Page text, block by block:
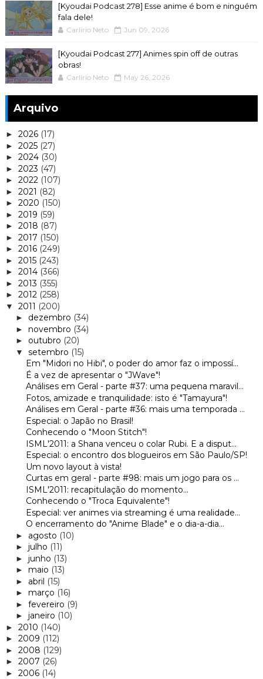
[Kyoudai Podcast 278] Esse anime é bom e ninguém
fala dele!
Carlírio Neto Jun 09, 2026
[Kyoudai Podcast 277] Animes spin off de outras
obras!
Carlírio Neto May 26, 2026
Arquivo
► 2026 (17)
► 2025 (27)
► 2024 (30)
► 2023 (47)
► 2022 (107)
► 2021 (82)
► 2020 (150)
► 2019 (59)
► 2018 (87)
► 2017 (150)
► 2016 (249)
► 2015 (243)
► 2014 (366)
► 2013 (355)
► 2012 (258)
▼ 2011 (200)
► dezembro (34)
► novembro (34)
► outubro (20)
▼ setembro (15)
Em "Midori no Hibi", o poder do amor faz o impossí...
É a vez de apresentar o "JWave"!
Análises em Geral - parte #37: uma pequena maravil...
Fotos, amizade e tranquilidade: isto é "Tamayura"!
Análises em Geral - parte #36: mais uma temporada ...
Especial: o Japão no Brasil!
Conhecendo o "Moon Stitch"!
ISML'2011: a Shana venceu o colar Rubi. E a disput...
Especial: o encontro dos blogueiros em São Paulo/SP!
Um novo layout à vista!
Curtas em geral - parte #98: mais um jogo para os ...
ISML'2011: recapitulação do momento...
Conhecendo o "Troca Equivalente"!
Especial: ver animes via streaming é uma realidade...
O encerramento do "Anime Blade" e o dia-a-dia...
► agosto (10)
► julho (11)
► junho (13)
► maio (13)
► abril (15)
► março (16)
► fevereiro (9)
► janeiro (10)
► 2010 (140)
► 2009 (112)
► 2008 (129)
► 2007 (26)
► 2006 (14)